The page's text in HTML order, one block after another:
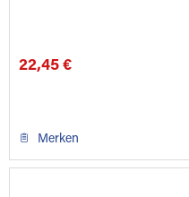
22,45 €
Merken